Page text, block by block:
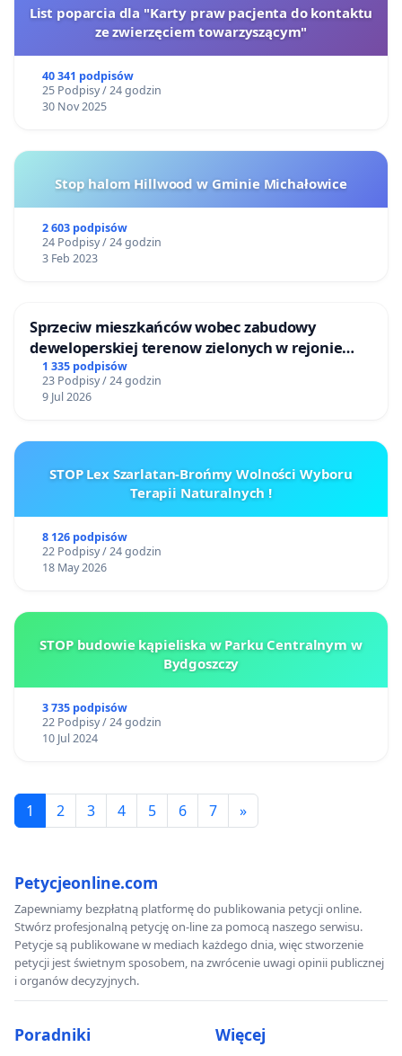
List poparcia dla "Karty praw pacjenta do kontaktu
ze zwierzęciem towarzyszącym"
40 341 podpisów
25 Podpisy / 24 godzin
30 Nov 2025
Stop halom Hillwood w Gminie Michałowice
2 603 podpisów
24 Podpisy / 24 godzin
3 Feb 2023
Sprzeciw mieszkańców wobec zabudowy
deweloperskiej terenow zielonych w rejonie
Bulwarów Straceńskich w Bielsku-Białej
1 335 podpisów
23 Podpisy / 24 godzin
9 Jul 2026
STOP Lex Szarlatan-Brońmy Wolności Wyboru
Terapii Naturalnych !
8 126 podpisów
22 Podpisy / 24 godzin
18 May 2026
STOP budowie kąpieliska w Parku Centralnym w
Bydgoszczy
3 735 podpisów
22 Podpisy / 24 godzin
10 Jul 2024
1 2 3 4 5 6 7 »
Petycjeonline.com
Zapewniamy bezpłatną platformę do publikowania petycji online.
Stwórz profesjonalną petycję on-line za pomocą naszego serwisu.
Petycje są publikowane w mediach każdego dnia, więc stworzenie
petycji jest świetnym sposobem, na zwrócenie uwagi opinii publicznej
i organów decyzyjnych.
Poradniki Więcej